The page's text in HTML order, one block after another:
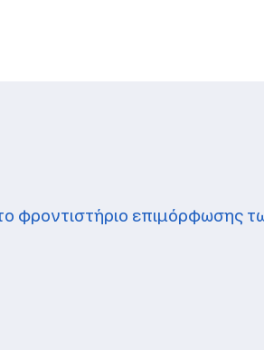
φροντιστήριο επιμόρφωσης